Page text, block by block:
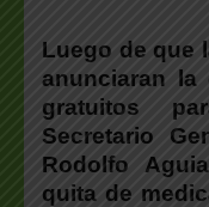
Luego de que
anunciaran la
gratuitos
Secretario
Rodolfo
quita de